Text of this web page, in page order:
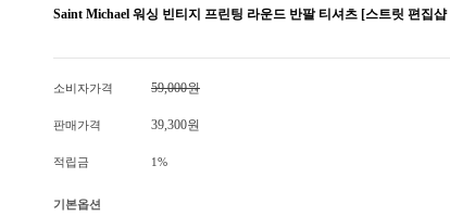
Saint Michael 워싱 빈티지 프린팅 라운드 반팔 티셔츠 [스트릿 편집
소비자가격 59,000원
판매가격 39,300원
적립금 1%
기본옵션